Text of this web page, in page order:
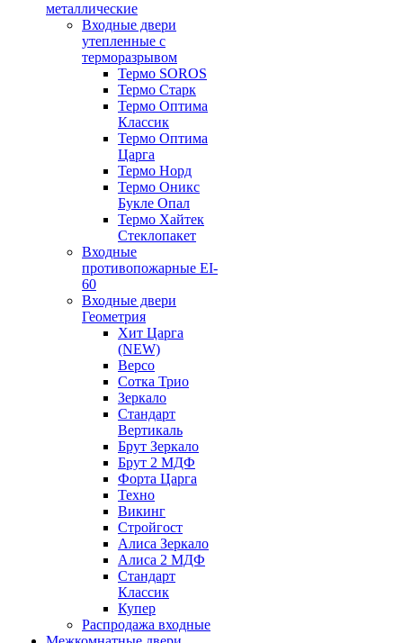
металлические
Входные двери
утепленные с
терморазрывом
Термо SOROS
Термо Старк
Термо Оптима
Классик
Термо Оптима
Царга
Термо Норд
Термо Оникс
Букле Опал
Термо Хайтек
Стеклопакет
Входные
противопожарные EI-
60
Входные двери
Геометрия
Хит Царга
(NEW)
Версо
Сотка Трио
Зеркало
Стандарт
Вертикаль
Брут Зеркало
Брут 2 МДФ
Форта Царга
Техно
Викинг
Стройгост
Алиса Зеркало
Алиса 2 МДФ
Стандарт
Классик
Купер
Распродажа входные